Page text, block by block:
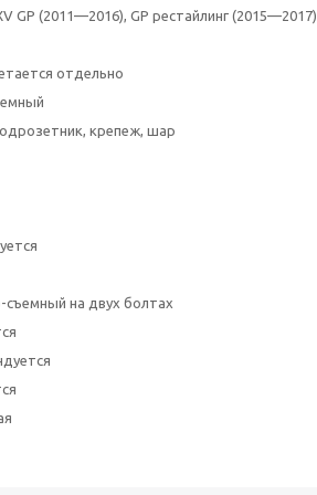
GP (2011—2016), GP рестайлинг (2015—2017)
отдельно
крепеж, шар
съемный на двух болтах